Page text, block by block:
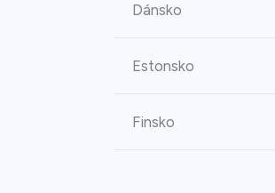
Dánsko
Estonsko
Finsko